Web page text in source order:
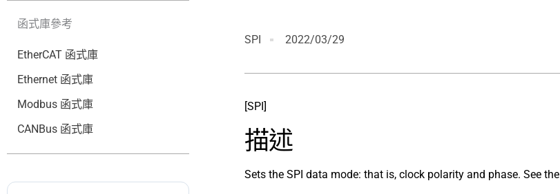
函式庫參考
EtherCAT 函式庫
Ethernet 函式庫
Modbus 函式庫
CANBus 函式庫
SPI 2022/03/29
[SPI]
描述
Sets the SPI data mode: that is, clock polarity and phase. See the